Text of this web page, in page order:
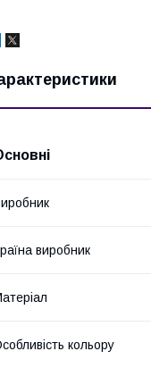
виробник
кольору